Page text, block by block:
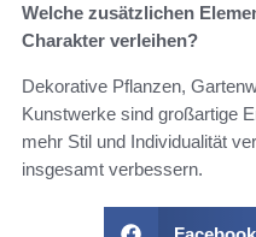
Welche zusätzlichen
Charakter verleihen?
Dekorative Pflanzen,
Kunstwerke sind großartige
mehr Stil und Individualität
insgesamt verbessern.